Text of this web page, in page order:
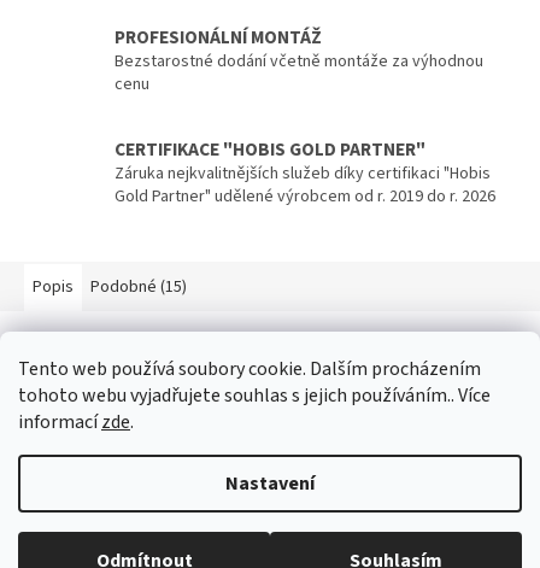
Tento web používá soubory cookie. Dalším procházením
tohoto webu vyjadřujete souhlas s jejich používáním.. Více
informacízde.
Nastavení
Odmítnout Souhlasím
PROFESIONÁLNÍ MONTÁŽ
Bezstarostné dodání včetně montáže za výhodnou
cenu
CERTIFIKACE "HOBIS GOLD PARTNER"
Záruka nejkvalitnějších služeb díky certifikaci "Hobis
Gold Partner" udělené výrobcem od r. 2019 do r. 2026
Popis Podobné (15)
Vytvořil Shoptet
Copyright 2026Hobis-Expert.cz . Všechna práva vyhrazena.